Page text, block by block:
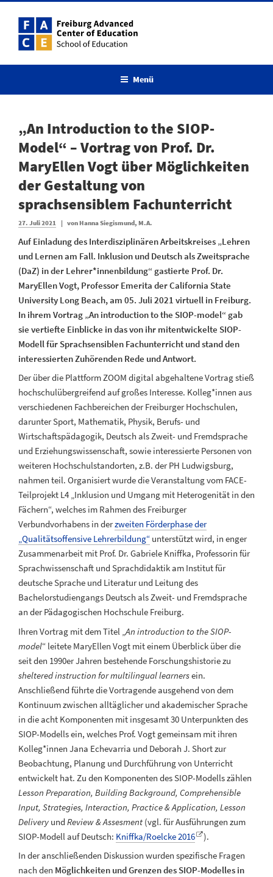
Inhalt
springen
Menü
„An Introduction to the SIOP-
Model“ – Vortrag von Prof. Dr.
MaryEllen Vogt über Möglichkeiten
der Gestaltung von
sprachsensiblem Fachunterricht
Veröffentlicht
27. Juli 2021 | vonHanna Siegismund, M.A.
Auf Einladung des Interdisziplinären Arbeitskreises „Lehren
und Lernen am Fall. Inklusion und Deutsch als Zweitsprache
(DaZ) in der Lehrer*innenbildung“ gastierte Prof. Dr.
MaryEllen Vogt, Professor Emerita der California State
University Long Beach, am 05. Juli 2021 virtuell in Freiburg.
In ihrem Vortrag „An introduction to the SIOP-model“ gab
sie vertiefte Einblicke in das von ihr mitentwickelte SIOP-
Modell für Sprachsensiblen Fachunterricht und stand den
interessierten Zuhörenden Rede und Antwort.
Der über die Plattform ZOOM digital abgehaltene Vortrag stieß
hochschulübergreifend auf großes Interesse. Kolleg*innen aus
verschiedenen Fachbereichen der Freiburger Hochschulen,
darunter Sport, Mathematik, Physik, Berufs- und
Wirtschaftspädagogik, Deutsch als Zweit- und Fremdsprache
und Erziehungswissenschaft, sowie interessierte Personen von
weiteren Hochschulstandorten, z.B. der PH Ludwigsburg,
nahmen teil. Organisiert wurde die Veranstaltung vom FACE-
Teilprojekt L4 „Inklusion und Umgang mit Heterogenität in den
Fächern“, welches im Rahmen des Freiburger
Verbundvorhabens in derzweiten Förderphase der
„Qualitätsoffensive Lehrerbildung“ unterstützt wird, in enger
Zusammenarbeit mit Prof. Dr. Gabriele Kniffka, Professorin für
Sprachwissenschaft und Sprachdidaktik am Institut für
deutsche Sprache und Literatur und Leitung des
Bachelorstudiengangs Deutsch als Zweit- und Fremdsprache
an der Pädagogischen Hochschule Freiburg.
Ihren Vortrag mit dem Titel „ An introduction to the SIOP-
model“ leitete MaryEllen Vogt mit einem Überblick über die
seit den 1990er Jahren bestehende Forschungshistorie zu
sheltered instruction for multilingual learnersein.
Anschließend führte die Vortragende ausgehend von dem
Kontinuum zwischen alltäglicher und akademischer Sprache
in die acht Komponenten mit insgesamt 30 Unterpunkten des
SIOP-Modells ein, welches Prof. Vogt gemeinsam mit ihren
Kolleg*innen Jana Echevarria und Deborah J. Short zur
Beobachtung, Planung und Durchführung von Unterricht
entwickelt hat. Zu den Komponenten des SIOP-Modells zählen
Lesson Preparation, Building Background, Comprehensible
Input, Strategies, Interaction, Practice & Application, Lesson
Delivery und Review & Assesment (vgl. für Ausführungen zum
SIOP-Modell auf Deutsch: Kniffka/Roelcke 2016
).
In der anschließenden Diskussion wurden spezifische Fragen
nach den Möglichkeiten und Grenzen des SIOP-Modelles in